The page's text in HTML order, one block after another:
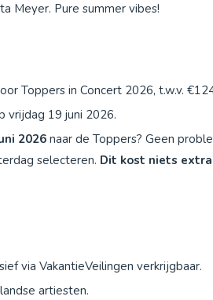
Meyer. Pure summer vibes!
Toppers in Concert 2026, t.w.v.
vrijdag 19 juni 2026.
2026 naar de Toppers? Geen
selecteren. Dit kost niets
via VakantieVeilingen verkrijgbaar.
artiesten.